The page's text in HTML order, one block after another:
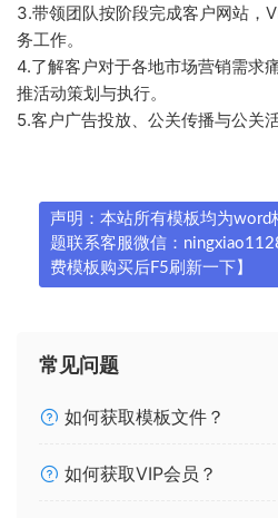
3.带领团队按阶段完成客户网站，
务工作。
4.了解客户对于各地市场营销需求
推活动策划与执行。
5.客户广告投放、公关传播与公关
声明：本站所有模板均为word
题联系客服微信：
费模板购买后F5刷新一下】
常见问题
如何获取模板文件？
如何获取VIP会员？